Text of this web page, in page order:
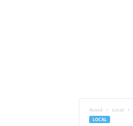
Acasă Local
LOCAL